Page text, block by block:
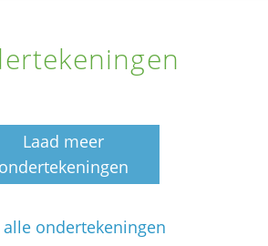
Laad meer
ondertekeningen
alle ondertekeningen